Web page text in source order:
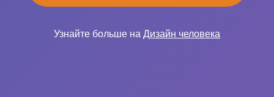
Узнайте больше на Дизайн человека